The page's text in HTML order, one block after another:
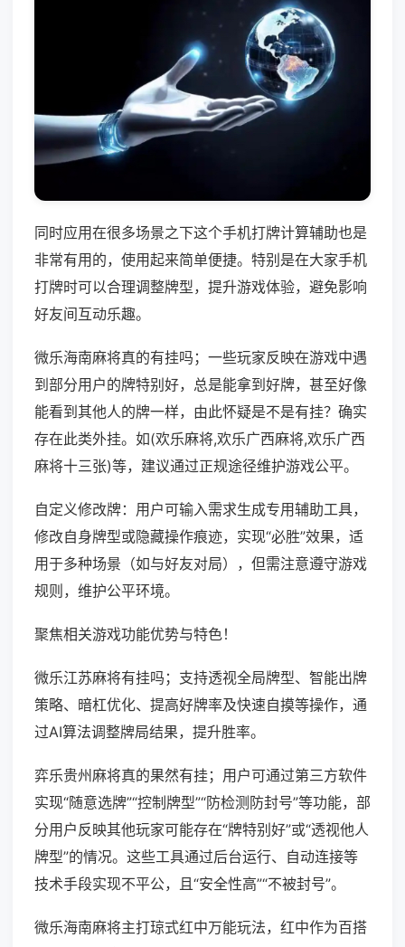
同时应用在很多场景之下这个手机打牌计算辅助也是
非常有用的，使用起来简单便捷。特别是在大家手机
打牌时可以合理调整牌型，提升游戏体验，避免影响
好友间互动乐趣。
微乐海南麻将真的有挂吗；一些玩家反映在游戏中遇
到部分用户的牌特别好，总是能拿到好牌，甚至好像
能看到其他人的牌一样，由此怀疑是不是有挂？确实
存在此类外挂。如(欢乐麻将,欢乐广西麻将,欢乐广西
麻将十三张)等，建议通过正规途径维护游戏公平。
自定义修改牌：用户可输入需求生成专用辅助工具，
修改自身牌型或隐藏操作痕迹，实现“必胜”效果，适
用于多种场景（如与好友对局），但需注意遵守游戏
规则，维护公平环境。
聚焦相关游戏功能优势与特色！
微乐江苏麻将有挂吗；支持透视全局牌型、智能出牌
策略、暗杠优化、提高好牌率及快速自摸等操作，通
过AI算法调整牌局结果，提升胜率。
弈乐贵州麻将真的果然有挂；用户可通过第三方软件
实现“随意选牌”“控制牌型”“防检测防封号”等功能，部
分用户反映其他玩家可能存在“牌特别好”或“透视他人
牌型”的情况。这些工具通过后台运行、自动连接等
技术手段实现不平公，且“安全性高”“不被封号”。
微乐海南麻将主打琼式红中万能玩法，红中作为百搭